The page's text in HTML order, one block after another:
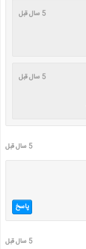
5 سال قبل
5 سال قبل
5 سال قبل
پاسخ
5 سال قبل